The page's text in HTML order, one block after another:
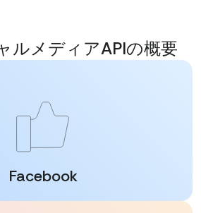
ルメディアAPIの概要
Facebook